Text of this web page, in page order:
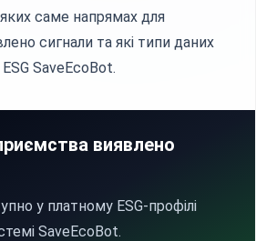
саме напрямах для
сигнали та які типи даних
SaveEcoBot.
виявлено
у платному ESG-профілі
SaveEcoBot.